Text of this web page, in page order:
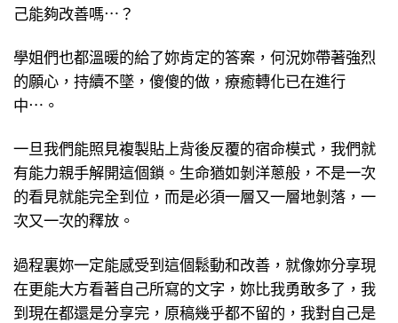
己能夠改善嗎⋯？
學姐們也都溫暖的給了妳肯定的答案，何況妳帶著強烈
的願心，持續不墜，傻傻的做，療癒轉化已在進行
中⋯。
一旦我們能照見複製貼上背後反覆的宿命模式，我們就
有能力親手解開這個鎖。生命猶如剝洋蔥般，不是一次
的看見就能完全到位，而是必須一層又一層地剝落，一
次又一次的釋放。
過程裏妳一定能感受到這個鬆動和改善，就像妳分享現
在更能大方看著自己所寫的文字，妳比我勇敢多了，我
到現在都還是分享完，原稿幾乎都不留的，我對自己是